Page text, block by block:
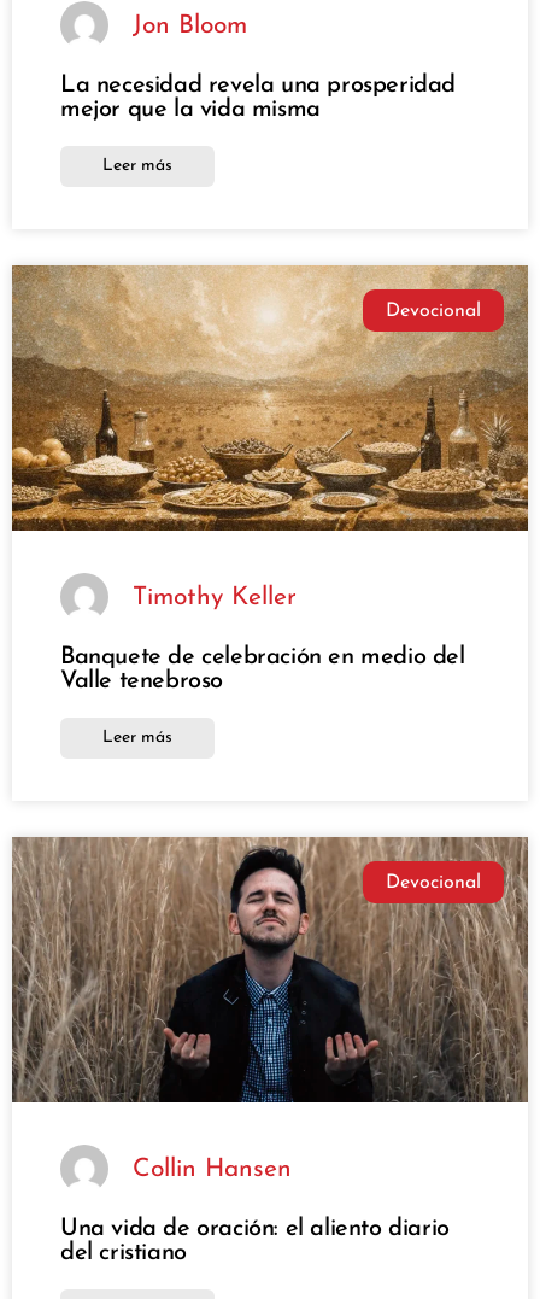
Jon Bloom
La necesidad revela una prosperidad
mejor que la vida misma
Leer más
Devocional
Timothy Keller
Banquete de celebración en medio del
Valle tenebroso
Leer más
Devocional
Collin Hansen
Una vida de oración: el aliento diario
del cristiano